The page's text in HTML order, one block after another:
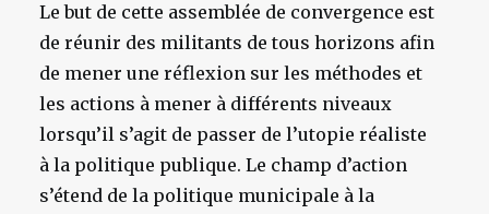
Le but de cette assemblée de convergence est
de réunir des militants de tous horizons afin
de mener une réflexion sur les méthodes et
les actions à mener à différents niveaux
lorsqu’il s’agit de passer de l’utopie réaliste
à la politique publique. Le champ d’action
s’étend de la politique municipale à la